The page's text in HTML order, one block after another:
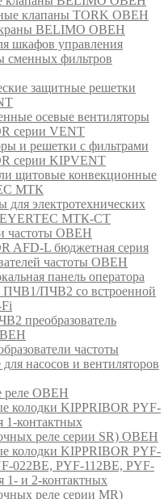
клапаны TORK ОВЕН
BELIMO ОВЕН
шкафов управления
сменных фильтров
защитные решетки
осевые вентиляторы
серии VENT
и решетки с фильтрами
серии KIPVENT
щитовые конвекционные
МТК
для электротехнических
МТК-СТ
частоты ОВЕН
AFD-L бюджетная серия
частоты ОВЕН
панель оператора
ПЧВ2 со встроенной
преобразователь
частоты
насосов и вентиляторов
реле ОВЕН
колодки KIPPRIBOR PYF-
1-контактных
реле серии SR) ОВЕН
колодки KIPPRIBOR PYF-
022BE, PYF-112BE, PYF-
1- и 2-контактных
реле серии MR)